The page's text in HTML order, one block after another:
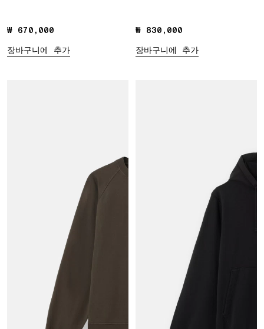
₩ 670,000
₩ 670,000
장바구니에 추가
₩ 830,000
₩ 830,000
장바구니에 추가